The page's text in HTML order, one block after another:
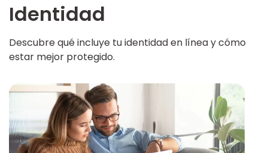
Identidad
Descubre qué incluye tu identidad en línea y cómo
estar mejor protegido.